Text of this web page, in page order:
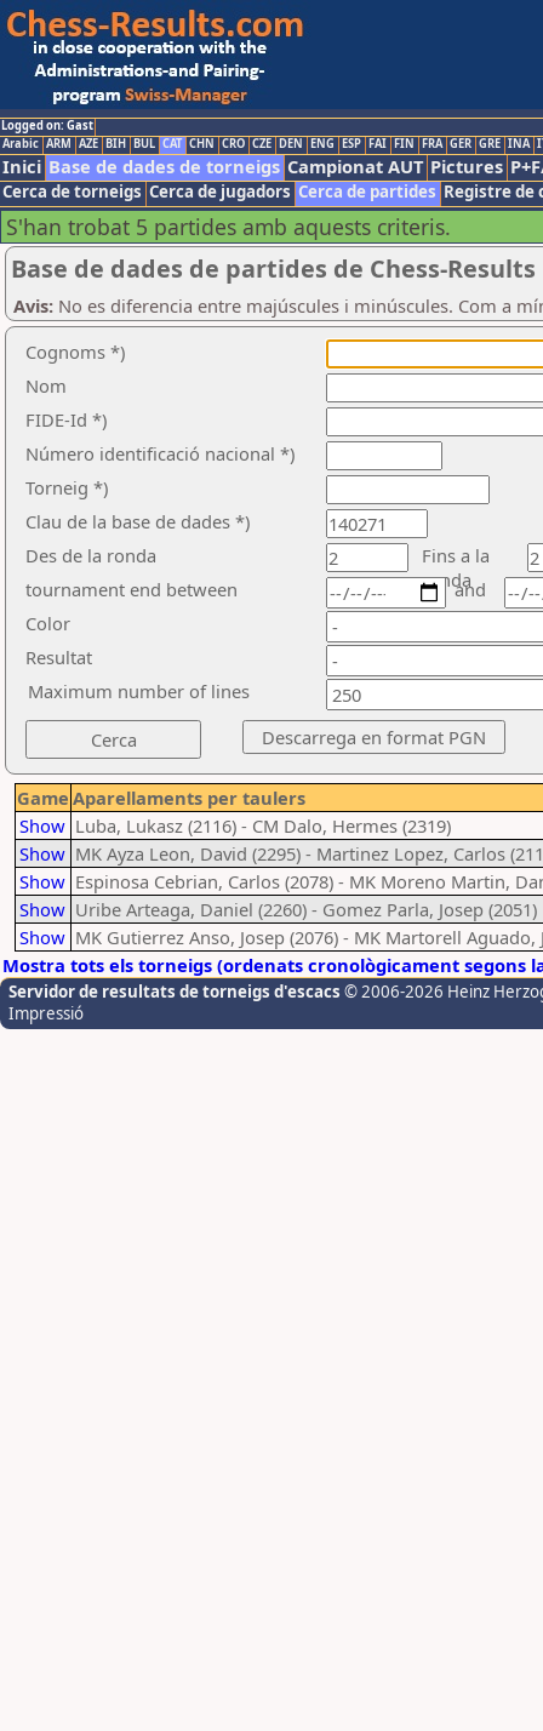
Logged on: Gast
Arabic ARM AZE BIH BUL CAT CHN CRO CZE DEN ENG ESP FAI FIN FRA GER GRE INA
Inici Base de dades de torneigs Campionat AUT Pictures
Cerca de torneigs Cerca de jugadors Cerca de partides Registre de
S'han trobat 5 partides amb aquests criteris.
Base de dades de partides de Chess-Results
Avis: No es diferencia entre majúscules i minúscules. Com a
Cognoms *)
Nom
FIDE-Id *)
Número identificació nacional *)
Torneig *)
Clau de la base de dades *)
Des de la ronda
Fins a la
ronda
tournament end between
Color
Resultat
and
Maximum number of lines
Game Aparellaments per taulers
Show Luba, Lukasz (2116) - CM Dalo, Hermes (2319)
Show MK Ayza Leon, David (2295) - Martinez Lopez, Carlos
Show Espinosa Cebrian, Carlos (2078) - MK Moreno Martin,
Show Uribe Arteaga, Daniel (2260) - Gomez Parla, Josep (2051)
Show MK Gutierrez Anso, Josep (2076) - MK Martorell Aguado,
Mostra tots els torneigs (ordenats cronològicament segons
Servidor de resultats de torneigs d'escacs © 2006-2026 Heinz
Impressió